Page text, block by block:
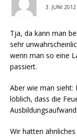
3. JUNI
Tja, da kann man
sehr
wenn man so eine
passiert.
Aber wie man sieht:
löblich, dass die
Wir hatten